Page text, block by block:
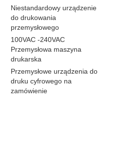
Niestandardowy urządzenie
do drukowania
przemysłowego
100VAC -240VAC
Przemysłowa maszyna
drukarska
Przemysłowe urządzenia do
druku cyfrowego na
zamówienie